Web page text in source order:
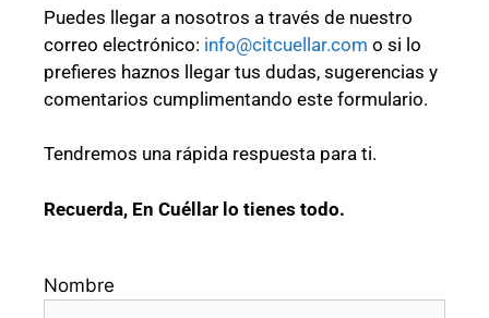
Puedes llegar a nosotros a través de nuestro
correo electrónico: info@citcuellar.com o si lo
prefieres haznos llegar tus dudas, sugerencias y
comentarios cumplimentando este formulario.
Tendremos una rápida respuesta para ti.
Recuerda, En Cuéllar lo tienes todo.
Nombre